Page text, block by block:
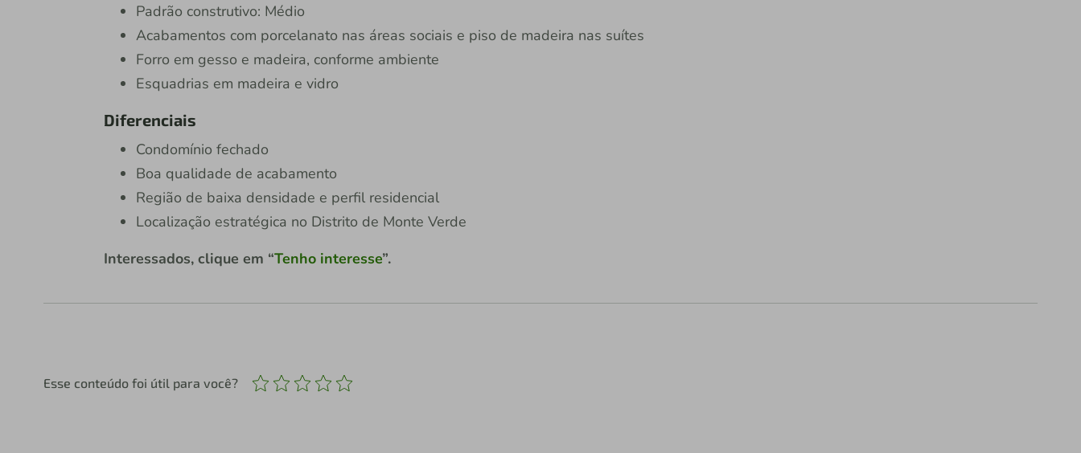
Padrão construtivo: Médio
Acabamentos com porcelanato nas áreas sociais e piso de madeira nas suítes
Forro em gesso e madeira, conforme ambiente
Esquadrias em madeira e vidro
Diferenciais
Condomínio fechado
Boa qualidade de acabamento
Região de baixa densidade e perfil residencial
Localização estratégica no Distrito de Monte Verde
Interessados, clique em “Tenho interesse”.
Esse conteúdo foi útil para você?